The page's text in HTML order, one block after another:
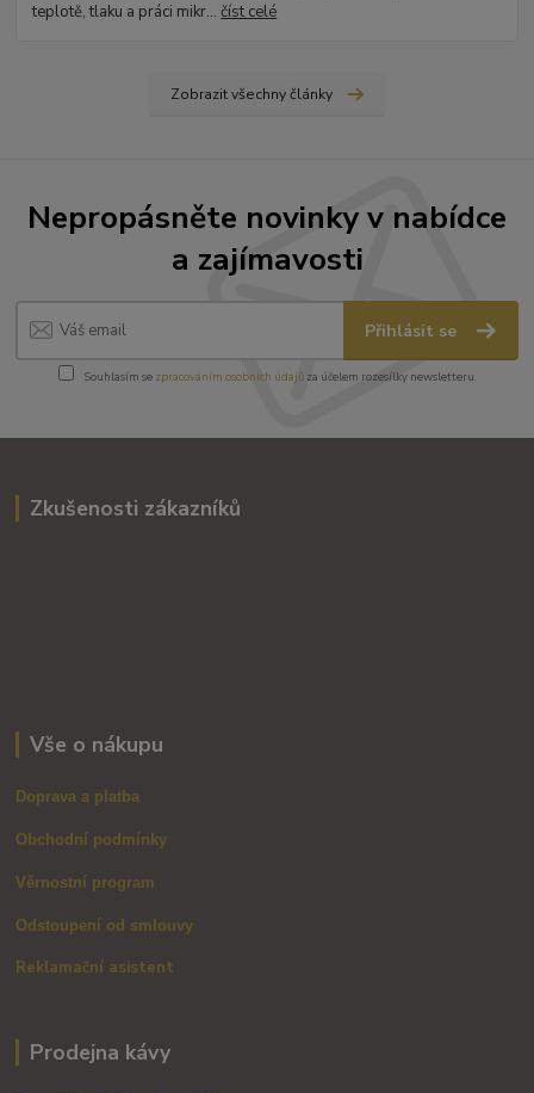
teplotě, tlaku a práci mikr...číst celé
Zobrazit všechny články
Nepropásněte novinky v nabídce
a zajímavosti
Přihlásit se
Souhlasím se zpracováním osobních údajůza účelem rozesílky newsletteru.
Zkušenosti zákazníků
Vše o nákupu
Doprava a platba
Obchodní podmínky
Věrnostní program
Odstoupení od smlouvy
Reklamační asistent
Prodejna kávy